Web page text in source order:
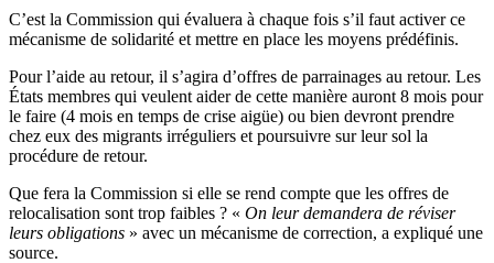
C’est la Commission qui évaluera à chaque fois s’il faut activer ce
mécanisme de solidarité et mettre en place les moyens prédéfinis.
Pour l’aide au retour, il s’agira d’offres de parrainages au retour. Les
États membres qui veulent aider de cette manière auront 8 mois pour
le faire (4 mois en temps de crise aigüe) ou bien devront prendre
chez eux des migrants irréguliers et poursuivre sur leur sol la
procédure de retour.
Que fera la Commission si elle se rend compte que les offres de
relocalisation sont trop faibles ? « On leur demandera de réviser
leurs obligations » avec un mécanisme de correction, a expliqué une
source.